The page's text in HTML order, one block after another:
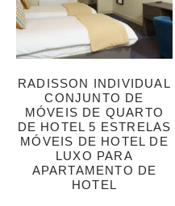
RADISSON INDIVIDUAL
CONJUNTO DE
MÓVEIS DE QUARTO
DE HOTEL 5 ESTRELAS
MÓVEIS DE HOTEL DE
LUXO PARA
APARTAMENTO DE
HOTEL